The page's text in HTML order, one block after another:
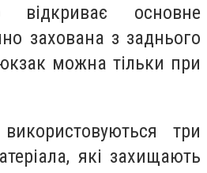
основне
захована з заднього
можна тільки при
три
які захищають